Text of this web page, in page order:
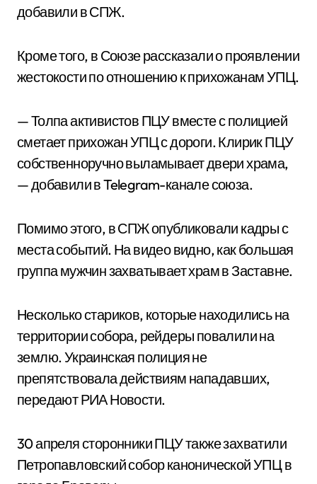
добавили в СПЖ.
Кроме того, в Союзе рассказали о проявлении
жестокости по отношению к прихожанам УПЦ.
— Толпа активистов ПЦУ вместе с полицией
сметает прихожан УПЦ с дороги. Клирик ПЦУ
собственноручно выламывает двери храма,
— добавили в Telegram-канале союза.
Помимо этого, в СПЖ опубликовали кадры с
места событий. На видео видно, как большая
группа мужчин захватывает храм в Заставне.
Несколько стариков, которые находились на
территории собора, рейдеры повалили на
землю. Украинская полиция не
препятствовала действиям нападавших,
передают РИА Новости.
30 апреля сторонники ПЦУ также захватили
Петропавловский собор канонической УПЦ в